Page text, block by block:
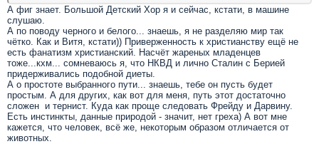
А фиг знает. Большой Детский Хор я и сейчас, кстати, в машине
слушаю.
А по поводу черного и белого... знаешь, я не разделяю мир так
чётко. Как и Витя, кстати)) Приверженность к христианству ещё не
есть фанатизм христианский. Насчёт жареных младенцев
тоже...кхм... сомневаюсь я, что НКВД и лично Сталин с Берией
придерживались подобной диеты.
А о простоте выбранного пути... знаешь, тебе он пусть будет
простым. А для других, как вот для меня, путь этот достаточно
сложен и тернист. Куда как проще следовать Фрейду и Дарвину.
Есть инстинкты, данные природой - значит, нет греха) А вот мне
кажется, что человек, всё же, некоторым образом отличается от
животных.